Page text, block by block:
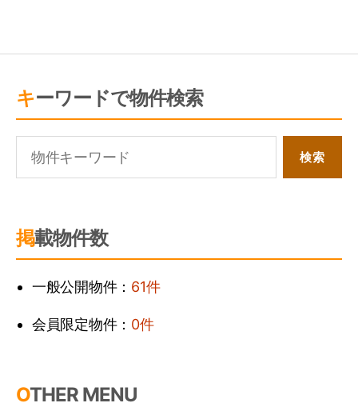
キーワードで物件検索
掲載物件数
一般公開物件： 61件
会員限定物件： 0件
OTHER MENU